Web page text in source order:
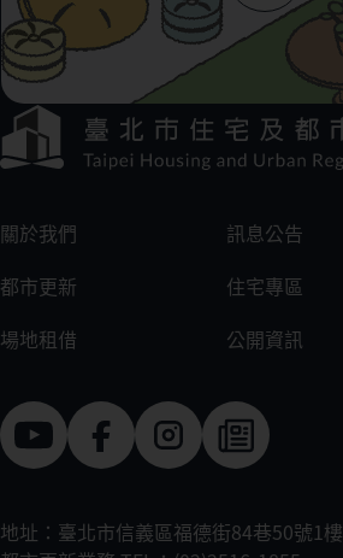
方選單連結區
:::
關於我們 訊息公告
都市更新
住宅專區
場地租借
公開資訊
地址：臺北市信義區福德街84巷50號1樓